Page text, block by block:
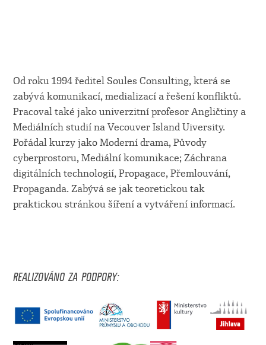
Od roku 1994 ředitel Soules Consulting, která se
zabývá komunikací, medializací a řešení konfliktů.
Pracoval také jako univerzitní profesor Angličtiny a
Mediálních studií na Vecouver Island Uiversity.
Pořádal kurzy jakoModerní drama, Původy
cyberprostoru, Mediální komunikace; Záchrana
digitálních technologií, Propagace, Přemlouvání,
Propaganda. Zabývá se jak teoretickou tak
praktickou stránkou šíření a vytváření informací.
REALIZOVÁNO ZA PODPORY: